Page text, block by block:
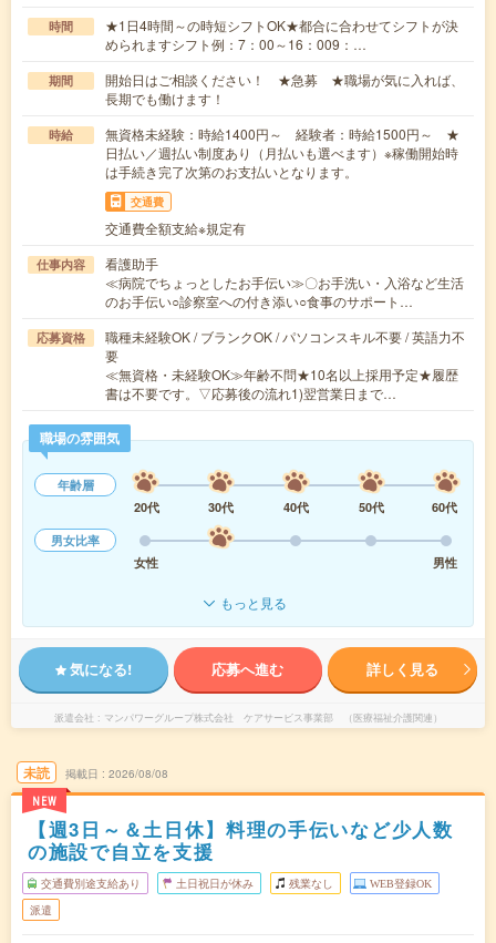
時間
★1日4時間～の時短シフトOK★都合に合わせてシフトが決
められますシフト例：7：00～16：009：…
期間
開始日はご相談ください！ ★急募 ★職場が気に入れば、
長期でも働けます！
時給
無資格未経験：時給1400円～ 経験者：時給1500円～ ★
日払い／週払い制度あり（月払いも選べます）※稼働開始時
は手続き完了次第のお支払いとなります。
交通費
交通費全額支給※規定有
仕事内容
看護助手
≪病院でちょっとしたお手伝い≫〇お手洗い・入浴など生活
のお手伝い○診察室への付き添い○食事のサポート…
応募資格
職種未経験OK / ブランクOK / パソコンスキル不要 / 英語力不
要
≪無資格・未経験OK≫年齢不問★10名以上採用予定★履歴
書は不要です。▽応募後の流れ1)翌営業日まで…
職場の雰囲気
年齢層
20代
30代 40代 50代
60代
男女比率
女性
男性
もっと見る
気になる! 応募へ進む 詳しく見る
派遣会社 マンパワーグループ株式会社 ケアサービス事業部 （医療福祉介護関連）
未読
NEW
掲載日 2026/08/08
【週3日～＆土日休】料理の手伝いなど少人数
の施設で自立を支援
交通費別途支給あり 土日祝日が休み 残業なし WEB登録OK
派遣